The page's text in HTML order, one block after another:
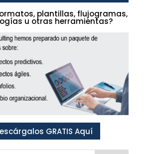
plantillas, flujogramas,
u otras herramientas?
GRATIS Aquí